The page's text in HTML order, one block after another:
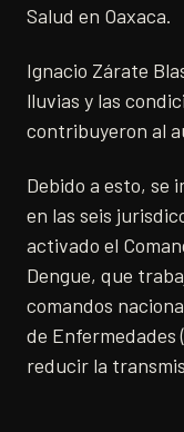
Salud en Oaxaca.
Ignacio Zárate
lluvias y las
contribuyeron al
Debido a esto, se
en las seis
activado el
Dengue, que
comandos
de Enfermedades
reducir la